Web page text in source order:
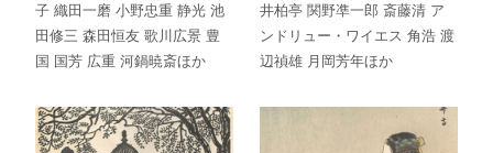
子 織田一磨 小野忠重 静光 池
田修三 森田恒友 歌川広景 豊
国 国芳 広重 河鍋暁斎ほか
井柏亭 関野凖一郎 斎藤清 ア
ンドリュー・ワイエス 角浩 渡
辺禎雄 月岡芳年ほか